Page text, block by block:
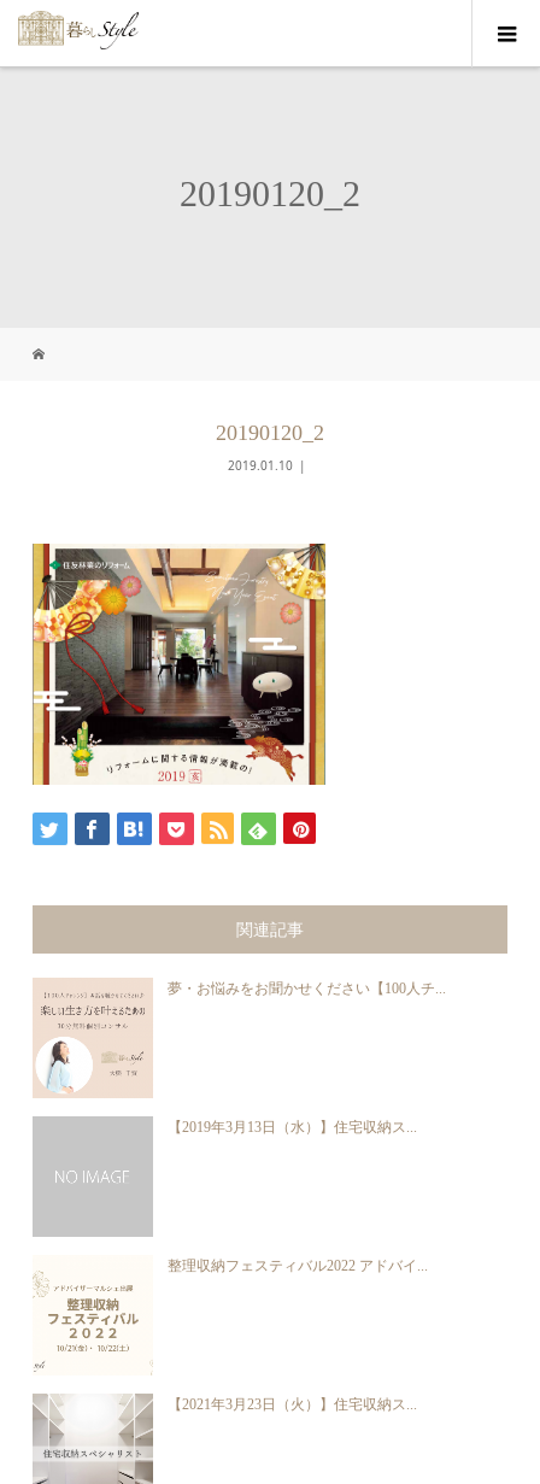
20190120_2
20190120_2
2019.01.10
関連記事
夢・お悩みをお聞かせください【100人チ...
【2019年3月13日（水）】住宅収納ス...
整理収納フェスティバル2022 アドバイ...
【2021年3月23日（火）】住宅収納ス...